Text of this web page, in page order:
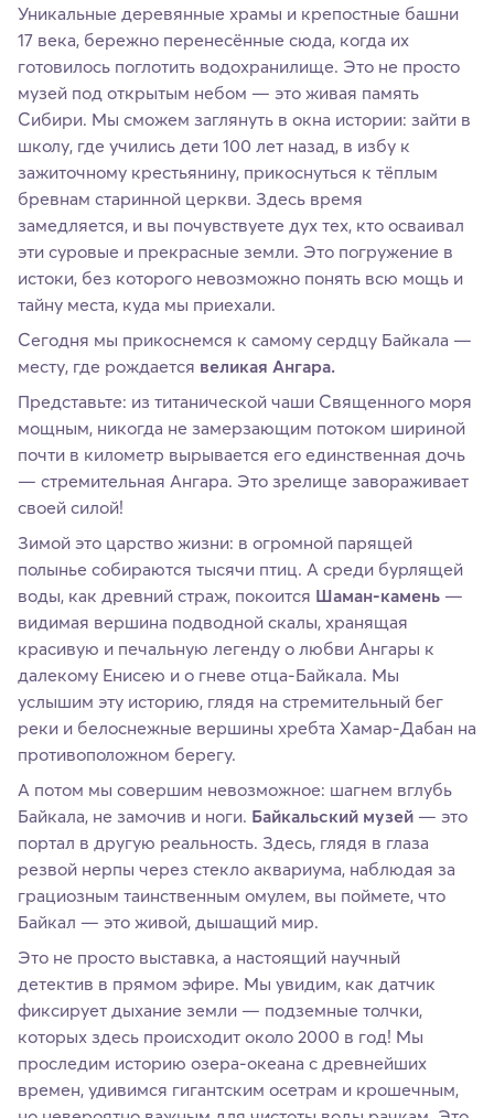
Уникальные деревянные храмы и крепостные башни
17 века, бережно перенесённые сюда, когда их
готовилось поглотить водохранилище. Это не просто
музей под открытым небом — это живая память
Сибири. Мы сможем заглянуть в окна истории: зайти в
школу, где учились дети 100 лет назад, в избу к
зажиточному крестьянину, прикоснуться к тёплым
бревнам старинной церкви. Здесь время
замедляется, и вы почувствуете дух тех, кто осваивал
эти суровые и прекрасные земли. Это погружение в
истоки, без которого невозможно понять всю мощь и
тайну места, куда мы приехали.
Сегодня мы прикоснемся к самому сердцу Байкала —
месту, где рождается великая Ангара.
Представьте: из титанической чаши Священного моря
мощным, никогда не замерзающим потоком шириной
почти в километр вырывается его единственная дочь
— стремительная Ангара. Это зрелище завораживает
своей силой!
Зимой это царство жизни: в огромной парящей
полынье собираются тысячи птиц. А среди бурлящей
воды, как древний страж, покоится Шаман-камень —
видимая вершина подводной скалы, хранящая
красивую и печальную легенду о любви Ангары к
далекому Енисею и о гневе отца-Байкала. Мы
услышим эту историю, глядя на стремительный бег
реки и белоснежные вершины хребта Хамар-Дабан на
противоположном берегу.
А потом мы совершим невозможное: шагнем вглубь
Байкала, не замочив и ноги. Байкальский музей — это
портал в другую реальность. Здесь, глядя в глаза
резвой нерпы через стекло аквариума, наблюдая за
грациозным таинственным омулем, вы поймете, что
Байкал — это живой, дышащий мир.
Это не просто выставка, а настоящий научный
детектив в прямом эфире. Мы увидим, как датчик
фиксирует дыхание земли — подземные толчки,
которых здесь происходит около 2000 в год! Мы
проследим историю озера-океана с древнейших
времен, удивимся гигантским осетрам и крошечным,